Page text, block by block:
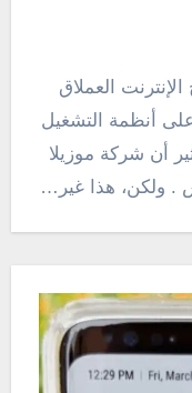
العملاق
أنظمة التشغيل
أن شركة موزيلا
ولكن، هذا غير…